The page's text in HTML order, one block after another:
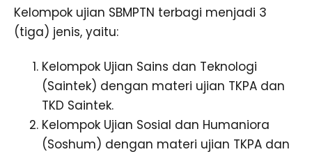
Kelompok ujian SBMPTN terbagi menjadi 3
(tiga) jenis, yaitu:
Kelompok Ujian Sains dan Teknologi
(Saintek) dengan materi ujian TKPA dan
TKD Saintek.
Kelompok Ujian Sosial dan Humaniora
(Soshum) dengan materi ujian TKPA dan